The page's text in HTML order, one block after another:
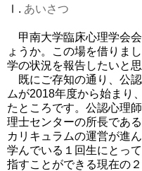
Ⅰ . あいさつ
甲南大学臨床心理学会
ょうか。この場を借りま
学の状況を報告したいと思
既にご存知の通り、公
ムが2018年度から始まり
たところです。公認心理
理士センターの所長であ
カリキュラムの運営が進
学んでいる１回生にとっ
指すことができる現在の